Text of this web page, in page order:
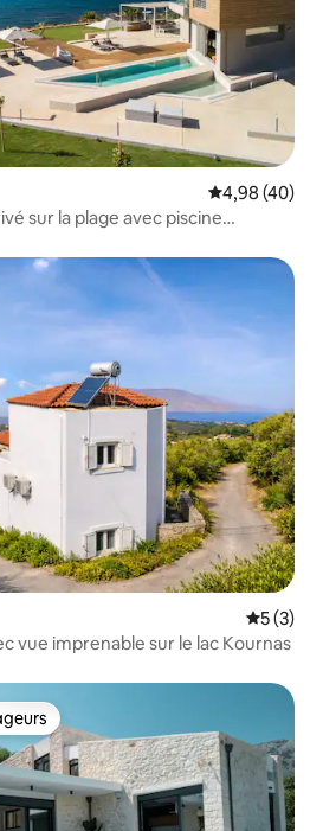
Note
4,98 (40)
sur la plage avec piscine
Note
5 (3)
vue imprenable sur le lac Kournas
parmi les plus aimés